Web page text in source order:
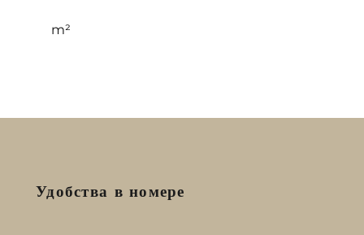
m²
Удобства в номере